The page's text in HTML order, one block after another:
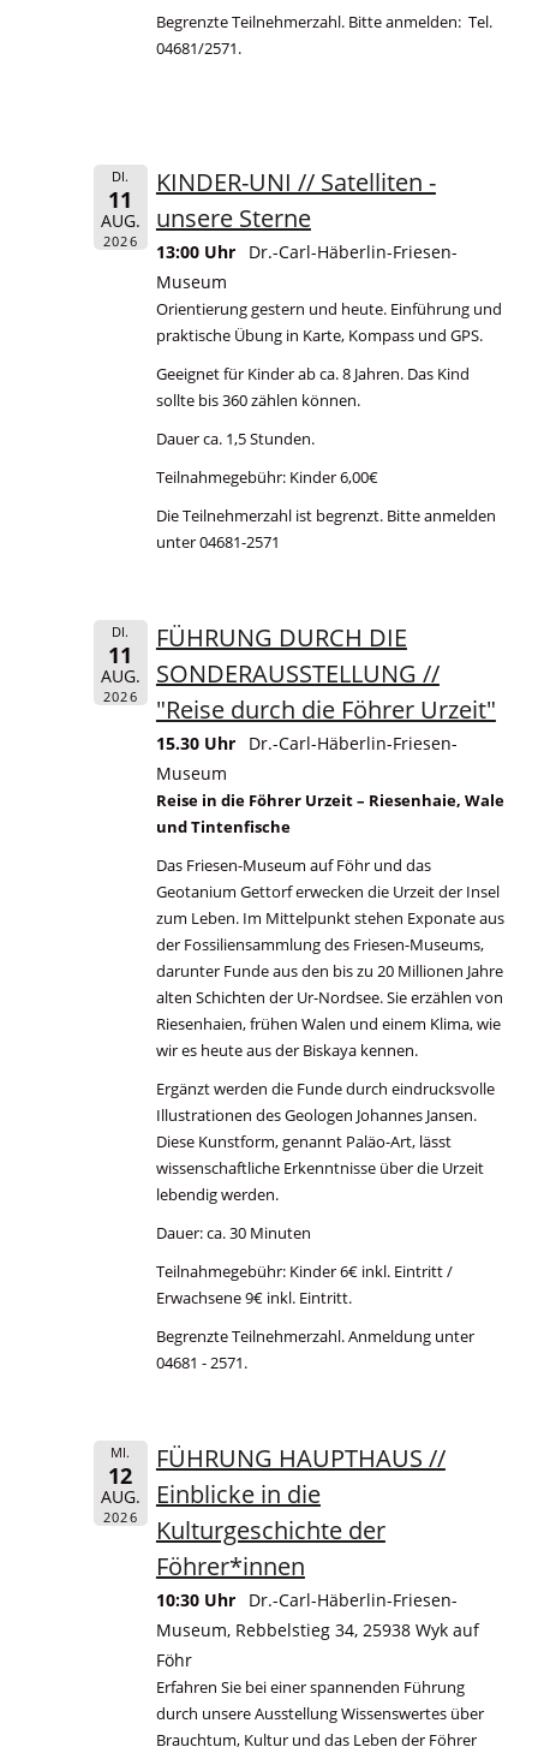
Begrenzte Teilnehmerzahl. Bitte anmelden: Tel.
04681/2571.
DI.
11
AUG.
2026
KINDER-UNI // Satelliten -
unsere Sterne
13:00 Uhr
Dr.-Carl-Häberlin-Friesen-
Museum
Orientierung gestern und heute. Einführung und
praktische Übung in Karte, Kompass und GPS.
Geeignet für Kinder ab ca. 8 Jahren. Das Kind
sollte bis 360 zählen können.
Dauer ca. 1,5 Stunden.
Teilnahmegebühr: Kinder 6,00€
Die Teilnehmerzahl ist begrenzt. Bitte anmelden
unter 04681-2571
DI.
11
AUG.
2026
FÜHRUNG DURCH DIE
SONDERAUSSTELLUNG //
"Reise durch die Föhrer Urzeit"
15.30 Uhr
Dr.-Carl-Häberlin-Friesen-
Museum
Reise in die Föhrer Urzeit – Riesenhaie, Wale
und Tintenfische
Das Friesen-Museum auf Föhr und das
Geotanium Gettorf erwecken die Urzeit der Insel
zum Leben. Im Mittelpunkt stehen Exponate aus
der Fossiliensammlung des Friesen-Museums,
darunter Funde aus den bis zu 20 Millionen Jahre
alten Schichten der Ur-Nordsee. Sie erzählen von
Riesenhaien, frühen Walen und einem Klima, wie
wir es heute aus der Biskaya kennen.
Ergänzt werden die Funde durch eindrucksvolle
Illustrationen des Geologen Johannes Jansen.
Diese Kunstform, genannt Paläo-Art, lässt
wissenschaftliche Erkenntnisse über die Urzeit
lebendig werden.
Dauer: ca. 30 Minuten
Teilnahmegebühr: Kinder 6€ inkl. Eintritt /
Erwachsene 9€ inkl. Eintritt.
Begrenzte Teilnehmerzahl. Anmeldung unter
04681 - 2571.
MI.
12
AUG.
2026
FÜHRUNG HAUPTHAUS //
Einblicke in die
Kulturgeschichte der
Föhrer*innen
10:30 Uhr
Dr.-Carl-Häberlin-Friesen-
Museum, Rebbelstieg 34, 25938 Wyk auf
Föhr
Erfahren Sie bei einer spannenden Führung
durch unsere Ausstellung Wissenswertes über
Brauchtum, Kultur und das Leben der Föhrer